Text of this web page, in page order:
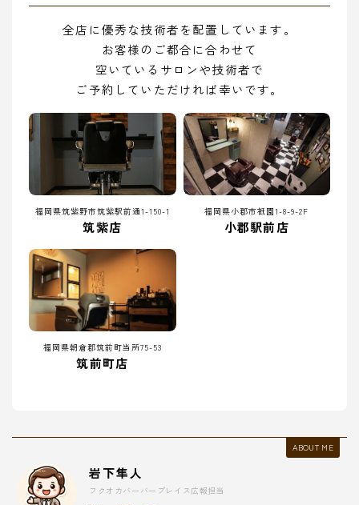
全店に優秀な技術者を配置しています。
お客様のご都合に合わせて
空いているサロンや技術者で
ご予約していただければ幸いです。
福岡県筑紫野市筑紫駅前通1-150-1
筑紫店
福岡県小郡市祇園1-8-9-2F
小郡駅前店
福岡県朝倉郡筑前町当所75-53
筑前町店
ABOUT ME
岩下隼人
フクオカバーバープレイス広報担当